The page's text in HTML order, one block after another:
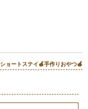
ショートステイ🍏手作りおやつ🍎